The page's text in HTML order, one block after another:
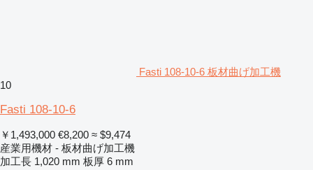
Fasti 108-10-6 板材曲げ加工機
10
Fasti 108-10-6
￥1,493,000 €8,200 ≈ $9,474
産業用機材 - 板材曲げ加工機
加工長 1,020 mm 板厚 6 mm